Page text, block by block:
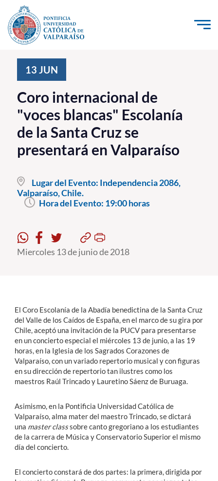
Click acá para ir directamente al contenido
Investigación, Creación e Innovación
PUCV Internacional
Vinculación con el Medio
Admisión
Pregrado
Postgrado
Estudiantes
English
13 JUN
Coro internacional de
"voces blancas" Escolanía
de la Santa Cruz se
presentará en Valparaíso
Lugar del Evento: Independencia 2086,
Valparaíso, Chile.
Hora del Evento: 19:00 horas
Miercoles 13 de junio de 2018
El Coro Escolanía de la Abadía benedictina de la Santa Cruz
del Valle de los Caídos de España, en el marco de su gira por
Chile, aceptó una invitación de la PUCV para presentarse
en un concierto especial el miércoles 13 de junio, a las 19
horas, en la Iglesia de los Sagrados Corazones de
Valparaíso, con un variado repertorio musical y con figuras
en su dirección de repertorio tan ilustres como los
maestros Raúl Trincado y Lauretino Sáenz de Buruaga.
Asimismo, en la Pontificia Universidad Católica de
Valparaíso, alma mater del maestro Trincado, se dictará
una master classsobre canto gregoriano a los estudiantes
de la carrera de Música y Conservatorio Superior el mismo
día del concierto.
El concierto constará de dos partes: la primera, dirigida por